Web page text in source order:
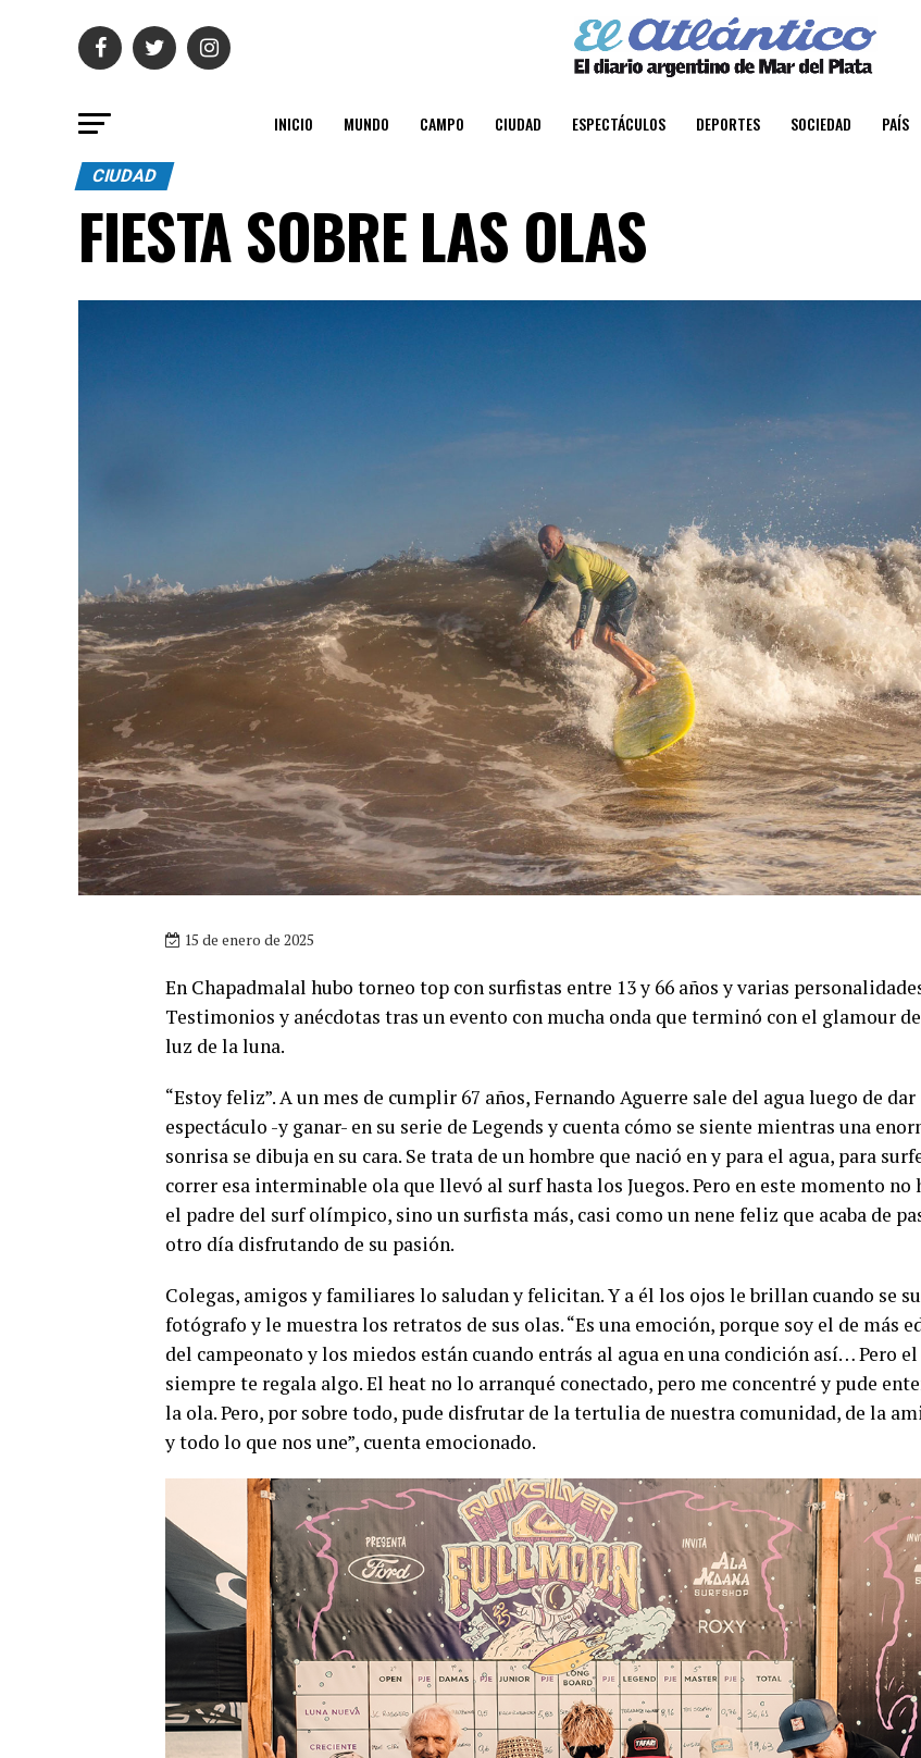
INICIO MUNDO CAMPO CIUDAD ESPECTÁCULOS DEPORTES SOCIEDAD PAÍS
CIUDAD
FIESTA SOBRE LAS OLAS
15 de enero de 2025
En Chapadmalal hubo torneo top con surfistas entre 13 y 66 años y varias
Testimonios y anécdotas tras un evento con mucha onda que terminó con el glamour
luz de la luna.
“Estoy feliz”. A un mes de cumplir 67 años, Fernando Aguerre sale del agua luego de dar
espectáculo -y ganar- en su serie de Legends y cuenta cómo se siente mientras una
sonrisa se dibuja en su cara. Se trata de un hombre que nació en y para el agua, para
correr esa interminable ola que llevó al surf hasta los Juegos. Pero en este momento no
el padre del surf olímpico, sino un surfista más, casi como un nene feliz que acaba de
otro día disfrutando de su pasión.
Colegas, amigos y familiares lo saludan y felicitan. Y a él los ojos le brillan cuando se
fotógrafo y le muestra los retratos de sus olas. “Es una emoción, porque soy el de más
del campeonato y los miedos están cuando entrás al agua en una condición así… Pero
siempre te regala algo. El heat no lo arranqué conectado, pero me concentré y pude
la ola. Pero, por sobre todo, pude disfrutar de la tertulia de nuestra comunidad, de la
y todo lo que nos une”, cuenta emocionado.